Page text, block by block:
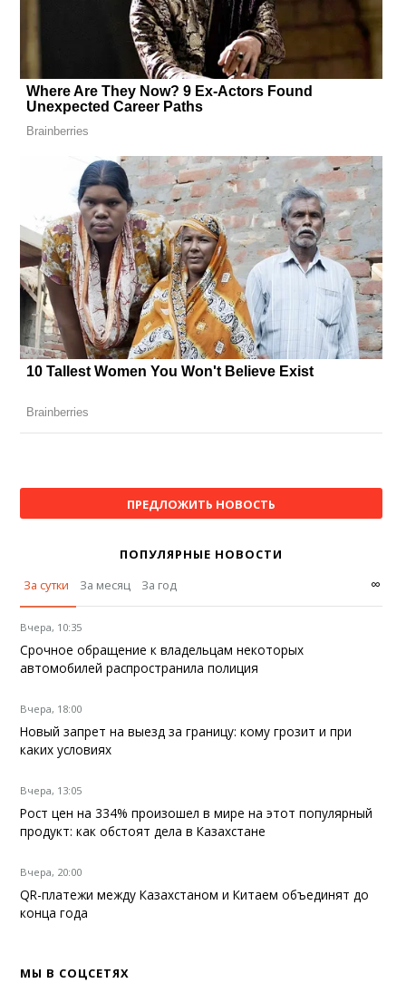
ПРЕДЛОЖИТЬ НОВОСТЬ
ПОПУЛЯРНЫЕ НОВОСТИ
За сутки
За месяц За год ∞
Вчера, 10:35
Срочное обращение к владельцам некоторых
автомобилей распространила полиция
Вчера, 18:00
Новый запрет на выезд за границу: кому грозит и при
каких условиях
Вчера, 13:05
Рост цен на 334% произошел в мире на этот популярный
продукт: как обстоят дела в Казахстане
Вчера, 20:00
QR-платежи между Казахстаном и Китаем объединят до
конца года
МЫ В СОЦСЕТЯХ